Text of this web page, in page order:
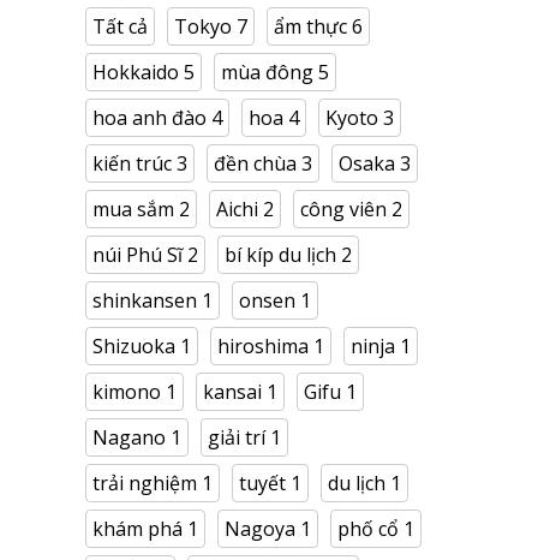
Tất cả Tokyo 7 ẩm thực6
Hokkaido 5 mùa đông5
hoa anh đào 4 hoa 4 Kyoto 3
kiến trúc3 đền chùa 3 Osaka 3
mua sắm 2 Aichi 2 công viên 2
núi Phú Sĩ2 bí kíp du lịch 2
shinkansen 1 onsen 1
Shizuoka 1 hiroshima 1 ninja 1
kimono 1 kansai 1 Gifu 1
Nagano 1 giải trí 1
trải nghiệm 1 tuyết 1 du lịch 1
khám phá 1 Nagoya 1 phố cổ 1